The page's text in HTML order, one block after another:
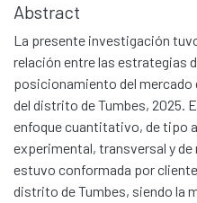
Abstract
La presente investigación
relación entre las estrategias
posicionamiento del mercado
del distrito de Tumbes, 2025.
enfoque cuantitativo, de tipo
experimental, transversal y
estuvo conformada por
distrito de Tumbes, siendo la